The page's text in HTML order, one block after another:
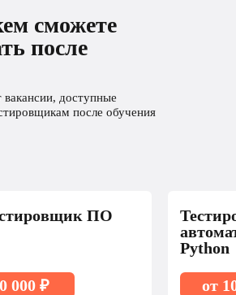
сможете
после
вакансии, доступные
после обучения
ПО
000 ₽
Python
от